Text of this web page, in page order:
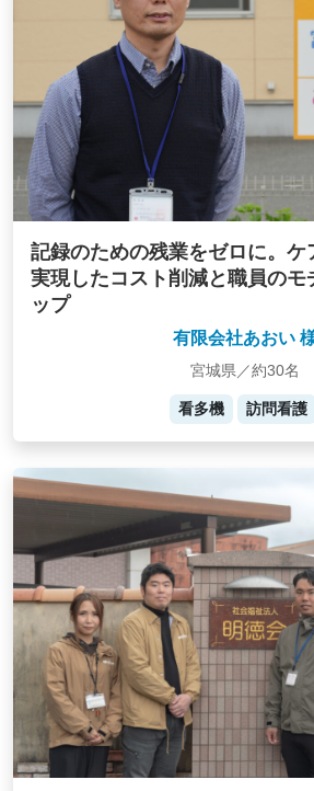
記録のための残業をゼロに。ケ
実現したコスト削減と職員のモ
ップ
有限会社あおい
宮城県／約30名
看多機 訪問看護